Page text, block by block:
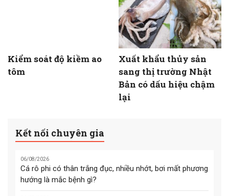
Kiểm soát độ kiềm ao
tôm
Xuất khẩu thủy sản
sang thị trường Nhật
Bản có dấu hiệu chậm
lại
Kết nối chuyên gia
06/08/2026
Cá rô phi có thân trắng đục, nhiều nhớt, bơi mất phương
hướng là mắc bệnh gì?